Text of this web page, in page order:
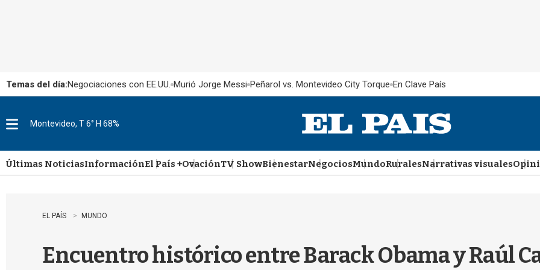
Temas del día:Negociaciones con EE.UU. Murió Jorge Messi Peñarol vs. Montevideo City Torque En Clave País
u
Montevideo, T 6° H 68%
Últimas NoticiasInformaciónEl País +OvaciónTV ShowBienestarNegociosMundoRuralesNarrativas visuales
EL PAÍS MUNDO
Encuentro histórico entre Barack Obama y Raúl